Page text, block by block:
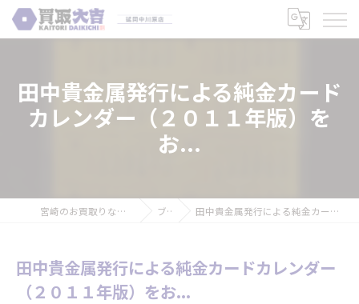
田中貴金属発行による純金カード
カレンダー（２０１１年版）を
お...
宮崎のお買取りなら買取大吉 延岡中川原店 ブログ 田中貴金属発行による純金カードカレンダー（２０１１年版）をお...
田中貴金属発行による純金カードカレンダー
（２０１１年版）をお...